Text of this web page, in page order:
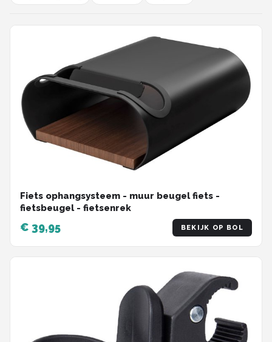
Fiets ophangsysteem - muur beugel fiets -
fietsbeugel - fietsenrek
€ 39,95 BEKIJK OP BOL